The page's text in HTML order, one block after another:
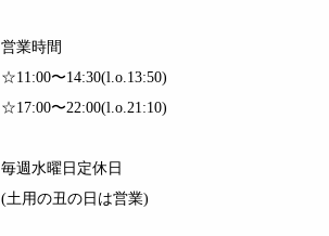
営業時間
☆11:00〜14:30(l.o.13:50)
☆17:00〜22:00(l.o.21:10)
毎週水曜日定休日
(土用の丑の日は営業)